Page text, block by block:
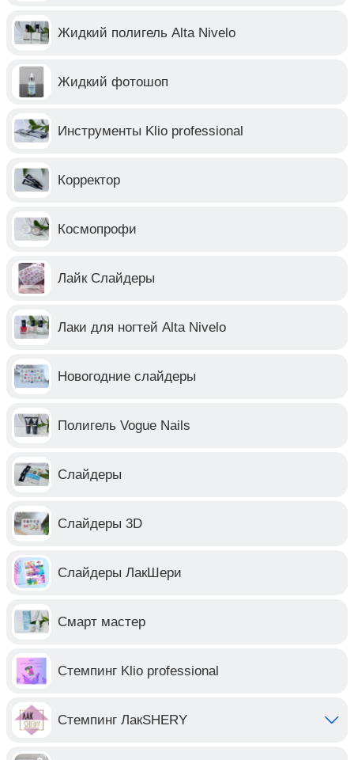
Жидкий полигель Alta Nivelo
Жидкий фотошоп
Инструменты Klio professional
Корректор
Космопрофи
Лайк Слайдеры
Лаки для ногтей Alta Nivelo
Новогодние слайдеры
Полигель Vogue Nails
Слайдеры
Слайдеры 3D
Слайдеры ЛакШери
Смарт мастер
Стемпинг Klio professional
Стемпинг ЛакSHERY